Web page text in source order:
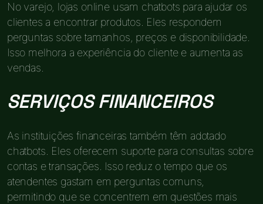
No varejo, lojas online usam chatbots para ajudar os
clientes a encontrar produtos. Eles respondem
perguntas sobre tamanhos, preços e disponibilidade.
Isso melhora a experiência do cliente e aumenta as
vendas.
SERVIÇOS FINANCEIROS
As instituições financeiras também têm adotado
chatbots. Eles oferecem suporte para consultas sobre
contas e transações. Isso reduz o tempo que os
atendentes gastam em perguntas comuns,
permitindo que se concentrem em questões mais